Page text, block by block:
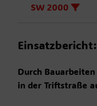
SW 2000
Einsatzbericht:
Durch
in der Triftstraße